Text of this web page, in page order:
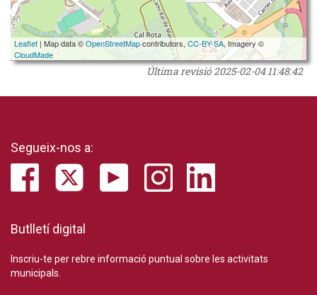
Leaflet | Map data ©OpenStreetMapcontributors, CC-BY-SA, Imagery ©
CloudMade
Última revisió2025-02-04 11:48:42
Segueix-nos a:
Butlletí digital
Inscriu-te per rebre informació puntual sobre les activitats
municipals.